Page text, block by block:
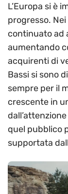
L’Europa si è
progresso.
continuato ad
aumentando
acquirenti di
Bassi si sono
sempre per il
crescente in
quel pubblico
supportata